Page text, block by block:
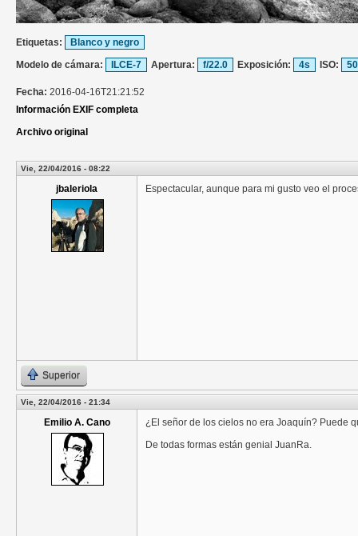
Etiquetas:
Blanco y negro
Modelo de cámara:
ILCE-7 Apertura: f/22.0 Exposición: 4s ISO: 50
Fecha: 2016-04-16T21:21:52
Información EXIF completa
Archivo original
Vie, 22/04/2016 - 08:22
jbaleriola Espectacular, aunque para mi gusto veo el
Superior
Vie, 22/04/2016 - 21:34
Emilio A. Cano
¿El señor de los cielos no era Joaquín? Puede
De todas formas están genial JuanRa.